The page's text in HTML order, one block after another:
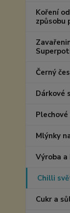
Koření
způsobu
Černý
Dárkové
Mlýnky
Výroba a
Chilli
Cukr a